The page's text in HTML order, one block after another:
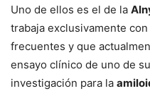
Uno de ellos es el de la
trabaja exclusivamente
frecuentes y que
ensayo clínico de uno de
investigación para la